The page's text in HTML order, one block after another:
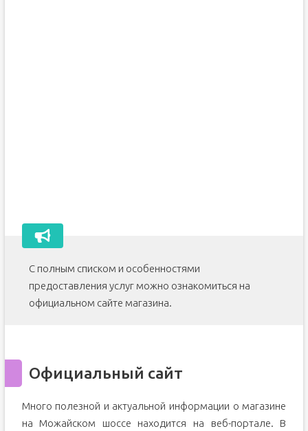
С полным списком и особенностями
предоставления услуг можно ознакомиться на
официальном сайте магазина.
Официальный сайт
Много полезной и актуальной информации о магазине
на Можайском шоссе находится на веб-портале. В